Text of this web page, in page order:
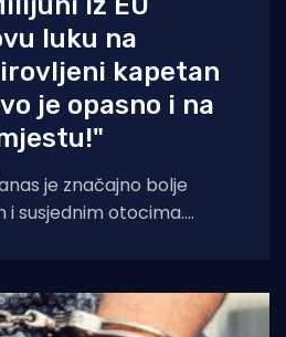
luku na
kapetan
je opasno i na
je značajno bolje
i susjednim otocima.